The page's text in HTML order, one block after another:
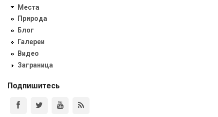
Места
Природа
Блог
Галереи
Видео
Заграница
Подпишитесь